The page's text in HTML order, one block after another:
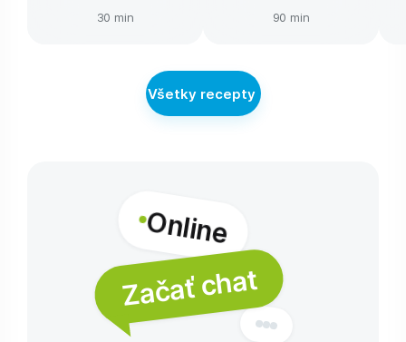
30 min 90 min
Všetky recepty
Online
Začať chat